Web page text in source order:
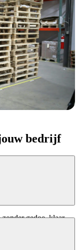
bedrijf
gedoe, klaar